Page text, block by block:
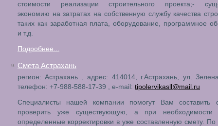
стоимости реализации строительного проекта;-
экономию на затратах на собственную службу качества
таких как заработная плата, оборудование, программное
и т.д.
Подробнее...
9. Смета Астрахань
регион: Астрахань , адрес: 414014, г.Астрахань, ул.
телефон: +7-988-588-17-39 , e-mail: tipolervikasll@mail.ru
Специалисты нашей компании помогут Вам составить
проверить уже существующую, а при необходимости
определенные корректировки в уже составленную смету. По